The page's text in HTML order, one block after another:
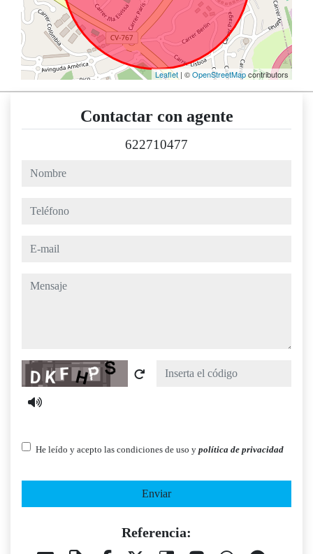
Leaflet | ©OpenStreetMapcontributors
Contactar con agente
622710477
nombre
teléfono
e-mail
mensaje
Captcha
He leído y acepto las condiciones de uso y política de privacidad
Enviar
Referencia: